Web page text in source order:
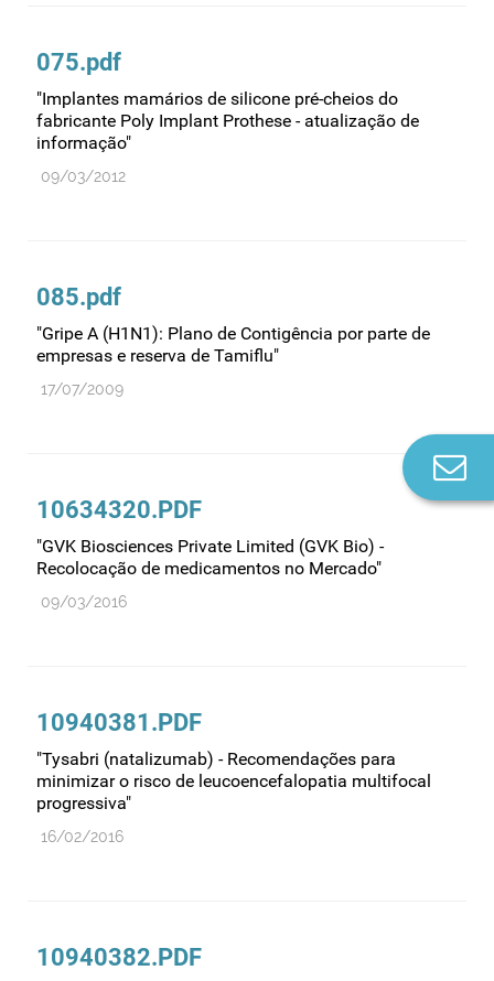
075.pdf
"Implantes mamários de silicone pré-cheios do
fabricante Poly Implant Prothese - atualização de
informação"
09/03/2012
085.pdf
"Gripe A (H1N1): Plano de Contigência por parte de
empresas e reserva de Tamiflu"
17/07/2009
10634320.PDF
"GVK Biosciences Private Limited (GVK Bio) -
Recolocação de medicamentos no Mercado"
09/03/2016
10940381.PDF
"Tysabri (natalizumab) - Recomendações para
minimizar o risco de leucoencefalopatia multifocal
progressiva"
16/02/2016
10940382.PDF